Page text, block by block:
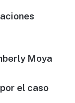
Moya
el caso